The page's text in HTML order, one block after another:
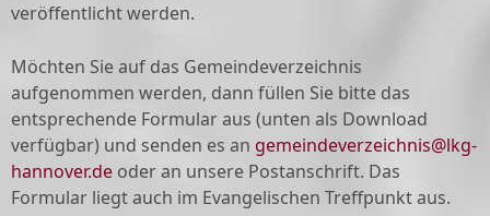
veröffentlicht werden.
Möchten Sie auf das Gemeindeverzeichnis
aufgenommen werden, dann füllen Sie bitte das
entsprechende Formular aus (unten als Download
verfügbar) und senden es an gemeindeverzeichnis@lkg-
hannover.de oder an unsere Postanschrift. Das
Formular liegt auch im Evangelischen Treffpunkt aus.